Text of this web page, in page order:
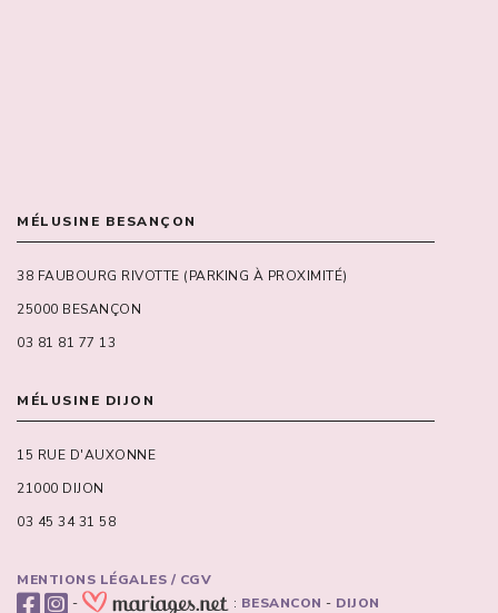
MÉLUSINE BESANÇON
38 FAUBOURG RIVOTTE (PARKING À PROXIMITÉ)
25000 BESANÇON
03 81 81 77 13
MÉLUSINE DIJON
15 RUE D'AUXONNE
21000 DIJON
03 45 34 31 58
MENTIONS LÉGALES / CGV
-
: BESANCON - DIJON